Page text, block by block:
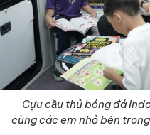
Cựu cầu thủ bóng đá
cùng các em nhỏ bên